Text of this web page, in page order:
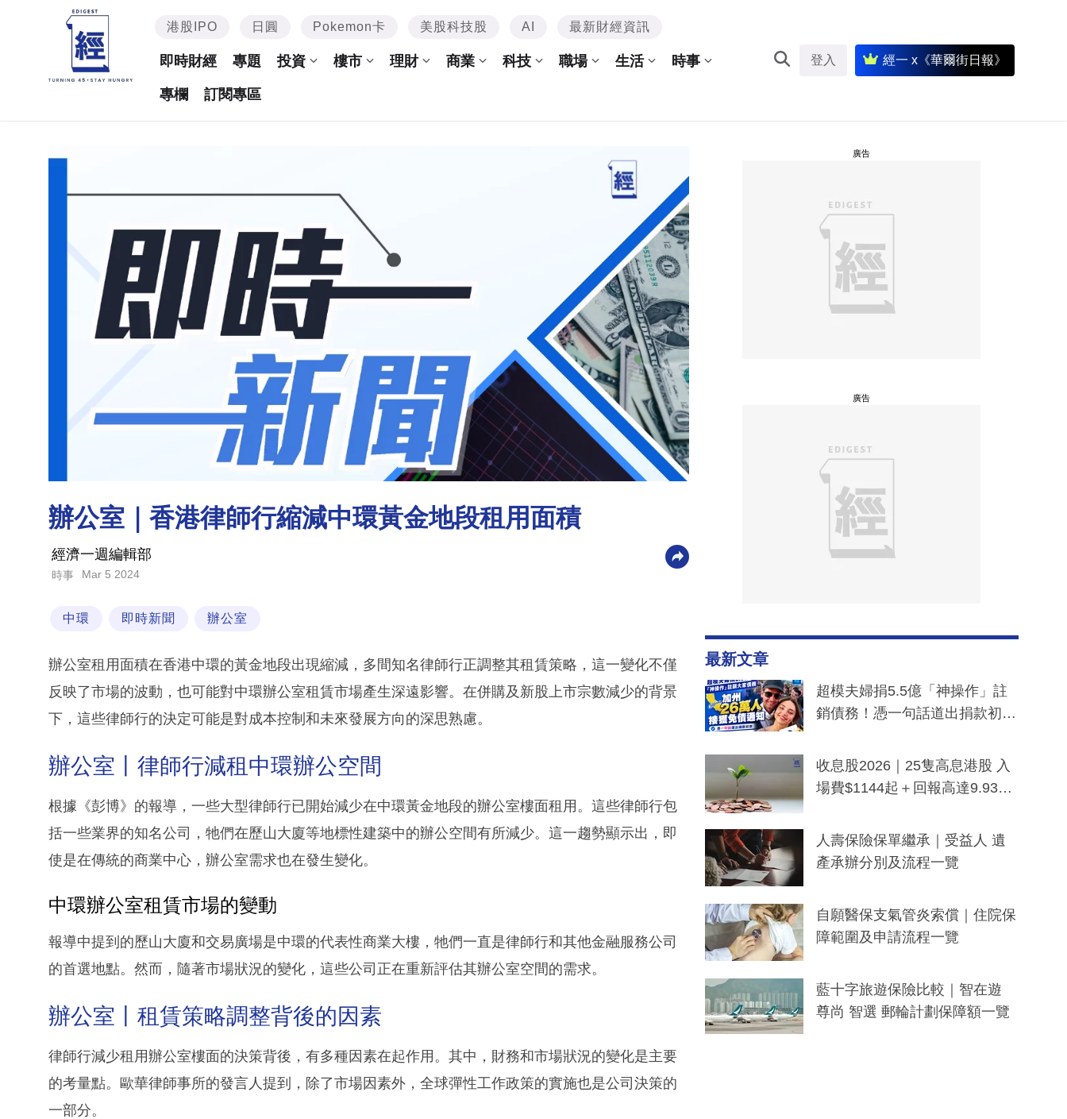
港股IPO 日圓 Pokemon卡 美股科技股 AI 最新財經資訊
即時財經 專題 投資 樓市 理財 商業 科技 職場 生活 時事
專欄 訂閱專區
登入 經一 x《華爾街日報》
辦公室｜香港律師行縮減中環黃金地段租用面積
經濟一週編輯部
時事 Mar 5 2024
中環 即時新聞 辦公室
辦公室租用面積在香港中環的黃金地段出現縮減，多間知名律師行正調整其租賃策略，這一變化不僅
反映了市場的波動，也可能對中環辦公室租賃市場產生深遠影響。在併購及新股上市宗數減少的背景
下，這些律師行的決定可能是對成本控制和未來發展方向的深思熟慮。
辦公室丨律師行減租中環辦公空間
根據《彭博》的報導，一些大型律師行已開始減少在中環黃金地段的辦公室樓面租用。這些律師行包
括一些業界的知名公司，牠們在歷山大廈等地標性建築中的辦公空間有所減少。這一趨勢顯示出，即
使是在傳統的商業中心，辦公室需求也在發生變化。
中環辦公室租賃市場的變動
報導中提到的歷山大廈和交易廣場是中環的代表性商業大樓，牠們一直是律師行和其他金融服務公司
的首選地點。然而，隨著市場狀況的變化，這些公司正在重新評估其辦公室空間的需求。
辦公室丨租賃策略調整背後的因素
律師行減少租用辦公室樓面的決策背後，有多種因素在起作用。其中，財務和市場狀況的變化是主要
的考量點。歐華律師事所的發言人提到，除了市場因素外，全球彈性工作政策的實施也是公司決策的
一部分。
廣告
廣告
最新文章
超模夫婦捐5.5億「神操作」註
銷債務！憑一句話道出捐款初
一度被誤當詐騙手段
收息股2026｜25隻高息港股 入
場費$1144起＋回報高達9.93
人壽保險保單繼承｜受益人 遺
產承辦分別及流程一覽
自願醫保支氣管炎索償｜住院保
障範圍及申請流程一覽
藍十字旅遊保險比較｜智在遊
尊尚 智選 郵輪計劃保障額一覽